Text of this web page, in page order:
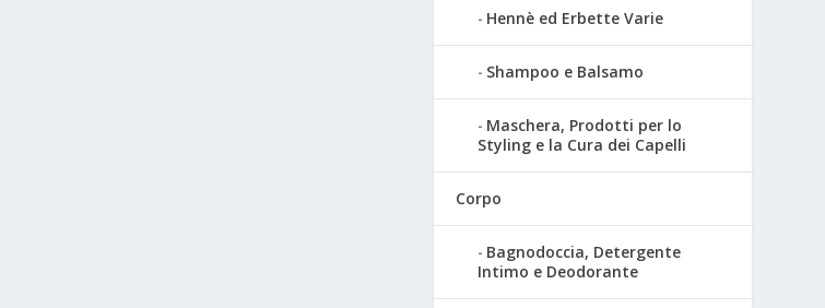
Hennè ed Erbette Varie
Shampoo e Balsamo
Maschera, Prodotti per lo
Styling e la Cura dei Capelli
Corpo
Bagnodoccia, Detergente
Intimo e Deodorante